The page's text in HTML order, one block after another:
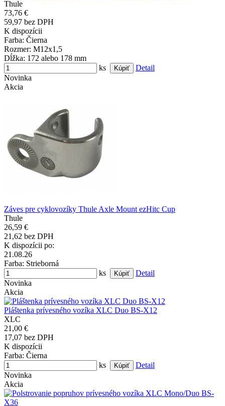
Thule
73,76 €
59,97 bez DPH
K dispozícii
Farba: Čierna
Rozmer: M12x1,5
Dĺžka: 172 alebo 178 mm
ks
Detail
Novinka
Akcia
Záves pre cyklovozíky Thule Axle Mount ezHitc Cup
Thule
26,59 €
21,62 bez DPH
K dispozícii po:
21.08.26
Farba: Strieborná
ks
Detail
Novinka
Akcia
Pláštenka prívesného vozíka XLC Duo BS-X12
XLC
21,00 €
17,07 bez DPH
K dispozícii
Farba: Čierna
ks
Detail
Novinka
Akcia